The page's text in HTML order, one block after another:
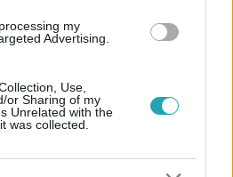
my
Advertising.
Use,
or Sharing of my
Unrelated with the
was collected.